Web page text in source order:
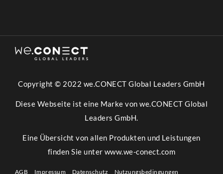
Copyright © 2022 we.CONECT Global Leaders GmbH
Diese Webseite ist eine Marke von we.CONECT Global
Leaders GmbH.
Eine Übersicht von allen Produkten und Leistungen
finden Sie unter www.we-conect.com
AGB Impressum Datenschutz Nutzungsbedingungen